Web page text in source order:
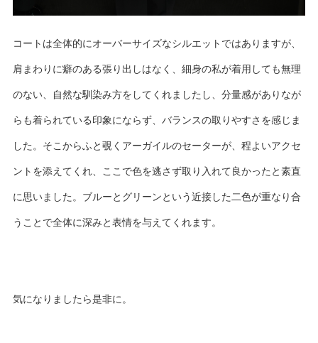
コートは全体的にオーバーサイズなシルエットではありますが、
肩まわりに癖のある張り出しはなく、細身の私が着用しても無理
のない、自然な馴染み方をしてくれましたし、分量感がありなが
らも着られている印象にならず、バランスの取りやすさを感じま
した。そこからふと覗くアーガイルのセーターが、程よいアクセ
ントを添えてくれ、ここで色を逃さず取り入れて良かったと素直
に思いました。ブルーとグリーンという近接した二色が重なり合
うことで全体に深みと表情を与えてくれます。
気になりましたら是非に。